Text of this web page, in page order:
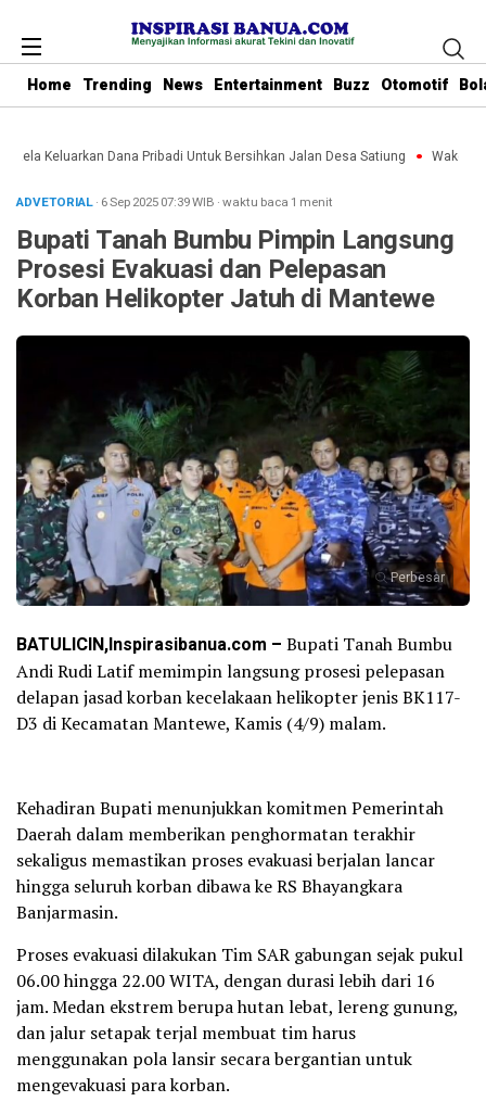
Home Trending News Entertainment Buzz Otomotif
Keluarkan Dana Pribadi Untuk Bersihkan Jalan Desa Satiung Waket
ADVETORIAL· 6 Sep 202507:39WIB ·waktu baca 1 menit
Bupati Tanah Bumbu Pimpin Langsung
Prosesi Evakuasi dan Pelepasan
Korban Helikopter Jatuh di Mantewe
Perbesar
BATULICIN,Inspirasibanua.com – Bupati Tanah Bumbu
Andi Rudi Latif memimpin langsung prosesi pelepasan
delapan jasad korban kecelakaan helikopter jenis BK117-
D3 di Kecamatan Mantewe, Kamis (4/9) malam.
Kehadiran Bupati menunjukkan komitmen Pemerintah
Daerah dalam memberikan penghormatan terakhir
sekaligus memastikan proses evakuasi berjalan lancar
hingga seluruh korban dibawa ke RS Bhayangkara
Banjarmasin.
Proses evakuasi dilakukan Tim SAR gabungan sejak pukul
06.00 hingga 22.00 WITA, dengan durasi lebih dari 16
jam. Medan ekstrem berupa hutan lebat, lereng gunung,
dan jalur setapak terjal membuat tim harus
menggunakan pola lansir secara bergantian untuk
mengevakuasi para korban.